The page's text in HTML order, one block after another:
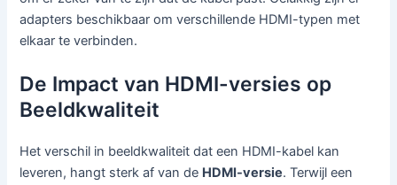
adapters beschikbaar om verschillende HDMI-typen met
elkaar te verbinden.
De Impact van HDMI-versies op
Beeldkwaliteit
Het verschil in beeldkwaliteit dat een HDMI-kabel kan
leveren, hangt sterk af van de HDMI-versie. Terwijl een